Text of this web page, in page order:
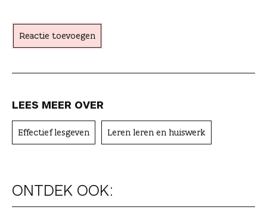
t
e
Reactie toevoegen
LEES MEER OVER
Effectief lesgeven Leren leren en huiswerk
ONTDEK OOK: